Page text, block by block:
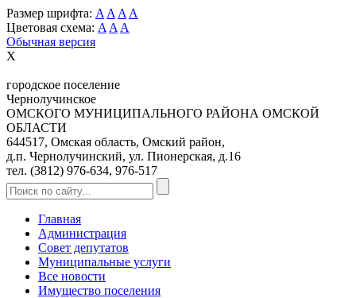
Размер шрифта: A A A A
Цветовая схема: A A A
Обычная версия
X
городское поселение
Чернолучинское
ОМСКОГО МУНИЦИПАЛЬНОГО РАЙОНА ОМСКОЙ
ОБЛАСТИ
644517, Омская область, Омский район,
д.п. Чернолучинский, ул. Пионерская, д.16
тел. (3812) 976-634, 976-517
Главная
Администрация
Совет депутатов
Муниципальные услуги
Все новости
Имущество поселения